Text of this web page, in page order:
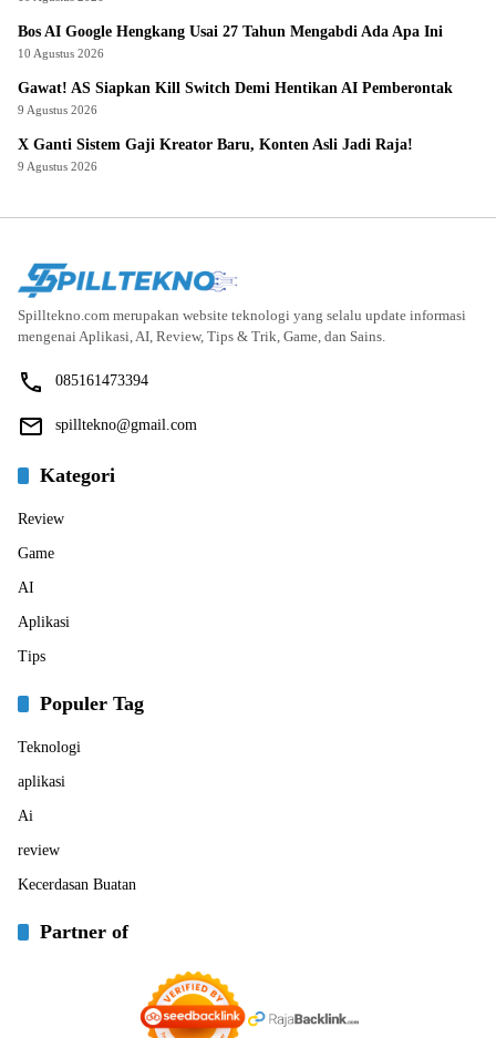
Bos AI Google Hengkang Usai 27 Tahun Mengabdi Ada Apa Ini
10 Agustus 2026
Gawat! AS Siapkan Kill Switch Demi Hentikan AI Pemberontak
9 Agustus 2026
X Ganti Sistem Gaji Kreator Baru, Konten Asli Jadi Raja!
9 Agustus 2026
Spilltekno.com merupakan website teknologi yang selalu update informasi
mengenai Aplikasi, AI, Review, Tips & Trik, Game, dan Sains.
085161473394
spilltekno@gmail.com
Kategori
Review
Game
AI
Aplikasi
Tips
Populer Tag
Teknologi
aplikasi
Ai
review
Kecerdasan Buatan
Partner of